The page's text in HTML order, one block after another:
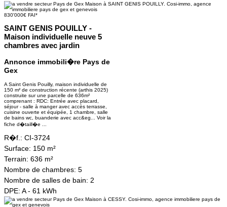
830'000€ FAI*
SAINT GENIS POUILLY -
Maison individuelle neuve 5
chambres avec jardin
Annonce immobili�re Pays de
Gex
A Saint Genis Pouilly, maison individuelle de
150 m² de construction récente (arthis 2025)
construite sur une parcelle de 636m²
comprenant : RDC: Entrée avec placard,
séjour - salle à manger avec accès terrasse,
cuisine ouverte et équipée, 1 chambre, salle
de bains wc, buanderie avec acc&eg... Voir la
fiche d�taill�e ...
R�f.: CI-3724
Surface: 150 m²
Terrain: 636 m²
Nombre de chambres: 5
Nombre de salles de bain: 2
DPE: A - 61 kWh